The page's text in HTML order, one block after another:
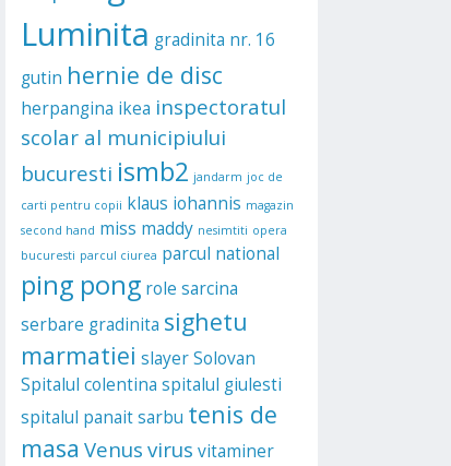
Luminita gradinita nr. 16
gutin hernie de disc
herpangina ikea inspectoratul
scolar al municipiului
bucuresti ismb2 jandarm joc de
carti pentru copii klaus iohannis magazin
second hand miss maddy nesimtiti opera
bucuresti parcul ciurea parcul national
ping pong role sarcina
serbare gradinita sighetu
marmatiei slayerSolovan
Spitalul colentina spitalul giulesti
spitalul panait sarbu tenis de
masa Venus virus vitaminer